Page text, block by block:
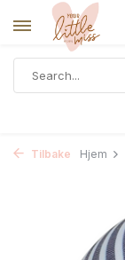
Tilbake Hjem